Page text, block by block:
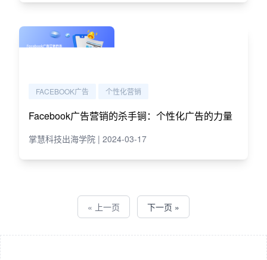
FACEBOOK广告 个性化营销
Facebook广告营销的杀手锏：个性化广告的力量
掌慧科技出海学院 | 2024-03-17
« 上一页 下一页 »